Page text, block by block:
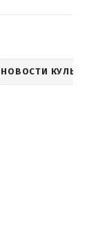
НОВОСТИ